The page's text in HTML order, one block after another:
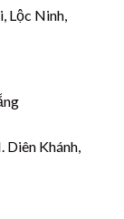
Ninh,
Diên Khánh,